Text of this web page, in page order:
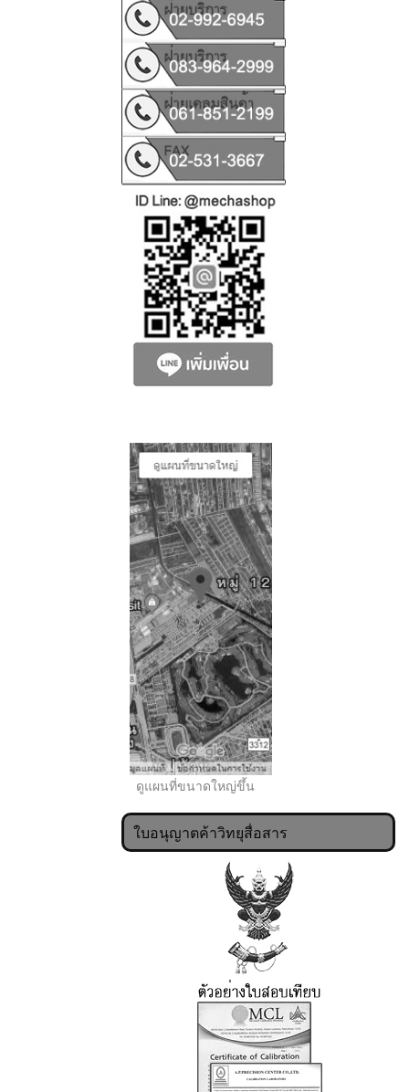
ดูแผนที่ขนาดใหญ่ขึ้น
ใบอนุญาตค้าวิทยุสื่อสาร